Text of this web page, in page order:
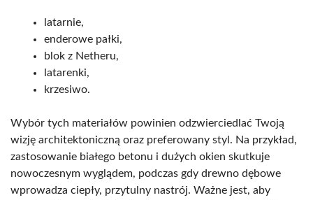
latarnie,
enderowe pałki,
blok z Netheru,
latarenki,
krzesiwo.
Wybór tych materiałów powinien odzwierciedlać Twoją
wizję architektoniczną oraz preferowany styl. Na przykład,
zastosowanie białego betonu i dużych okien skutkuje
nowoczesnym wyglądem, podczas gdy drewno dębowe
wprowadza ciepły, przytulny nastrój. Ważne jest, aby